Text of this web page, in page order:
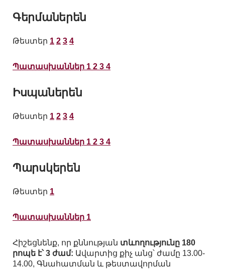
Գերմաներեն
Թեստեր 1 2 3 4
Պատասխաններ 1 2 3 4
Իսպաներեն
Թեստեր 1 2 3 4
Պատասխաններ 1 2 3 4
Պարսկերեն
Թեստեր 1
Պատասխաններ 1
Հիշեցնենք, որ քննության տևողությունը 180
րոպե է՝ 3 ժամ: Ավարտից քիչ անց՝ ժամը 13.00-
14.00, Գնահատման և թեստավորման